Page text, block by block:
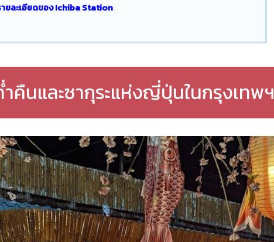
ยละเอียดของ Ichiba Station
คืนและซากุระแห่งญี่ปุ่นในกรุงเทพฯ